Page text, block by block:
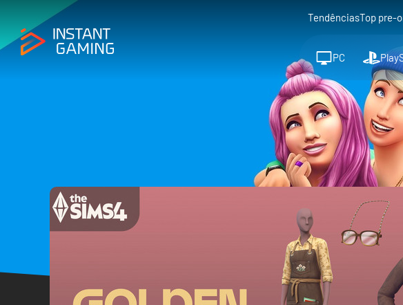
TendênciasTop pre-
PC